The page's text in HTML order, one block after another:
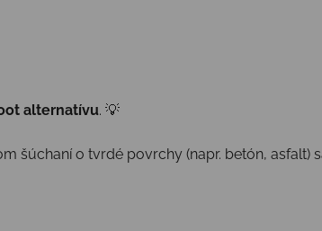
alternatívu. 💡
šúchaní o tvrdé povrchy (napr. betón, asfalt)